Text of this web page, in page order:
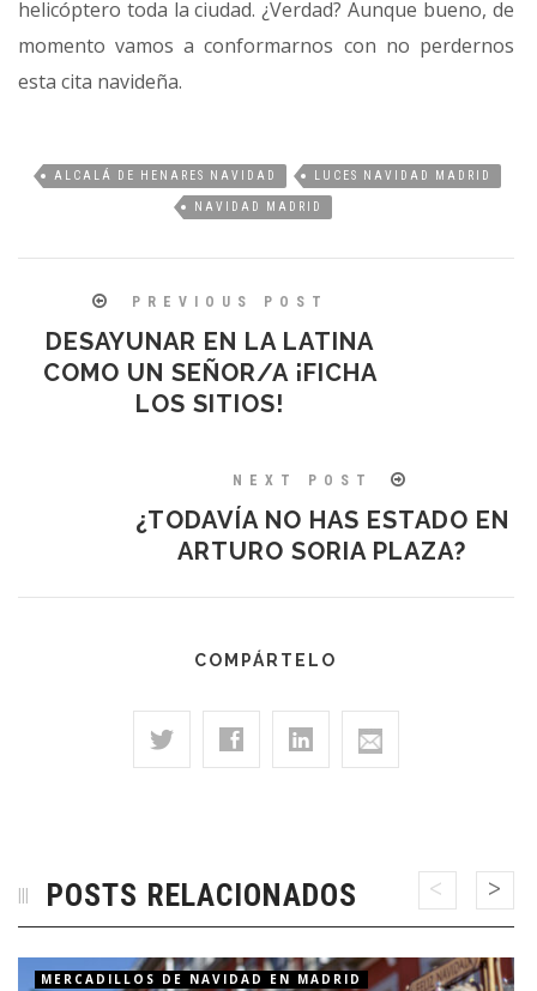
helicóptero toda la ciudad. ¿Verdad? Aunque bueno, de
momento vamos a conformarnos con no perdernos
esta cita navideña.
ALCALÁ DE HENARES NAVIDAD LUCES NAVIDAD MADRID
NAVIDAD MADRID
PREVIOUS POST
DESAYUNAR EN LA LATINA
COMO UN SEÑOR/A ¡FICHA
LOS SITIOS!
NEXT POST
¿TODAVÍA NO HAS ESTADO EN
ARTURO SORIA PLAZA?
COMPÁRTELO
POSTS RELACIONADOS
MERCADILLOS DE NAVIDAD EN MADRID